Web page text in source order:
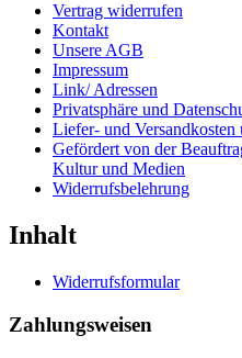
Vertrag widerrufen
Kontakt
Unsere AGB
Impressum
Link/ Adressen
Privatsphäre und
Liefer- und Versandkosten
Gefördert von der
Kultur und Medien
Widerrufsbelehrung
Inhalt
Widerrufsformular
Zahlungsweisen